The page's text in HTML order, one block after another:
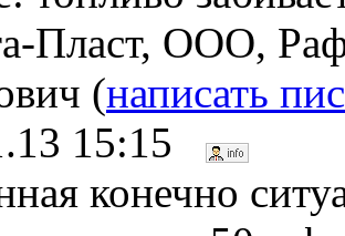
Пласт, ООО,
(написать
15:15
конечно